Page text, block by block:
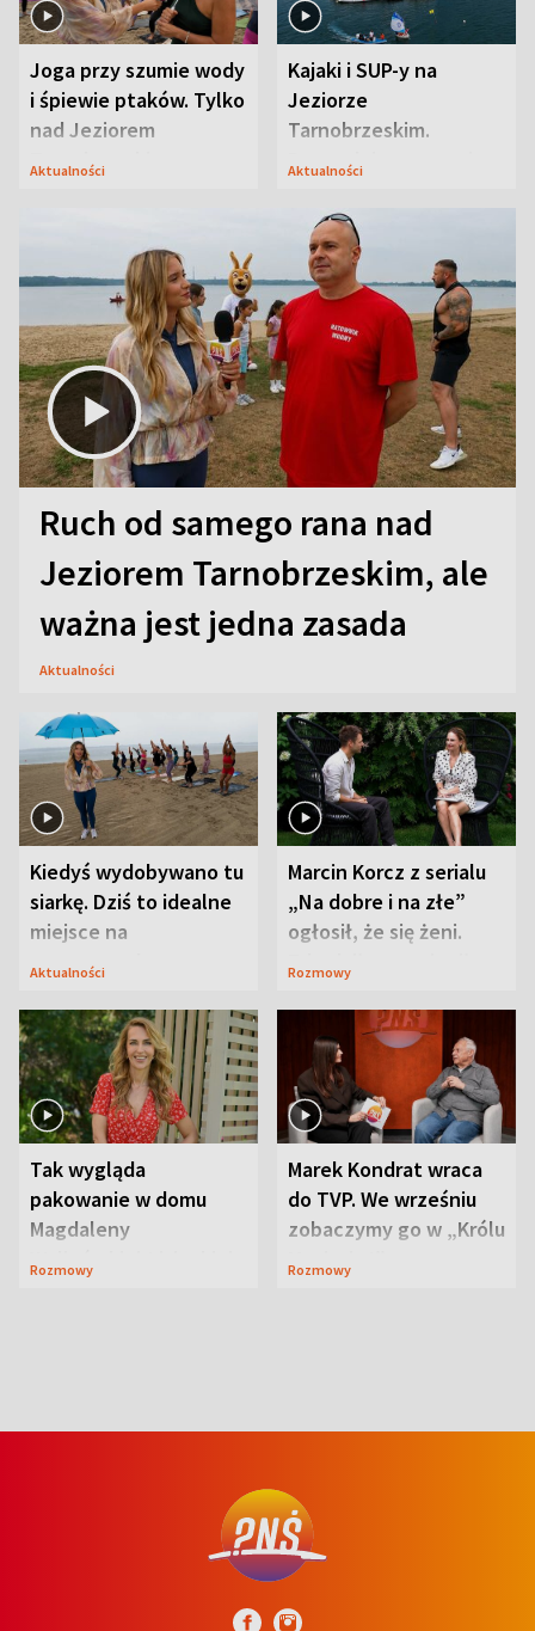
Joga przy szumie wody
i śpiewie ptaków. Tylko
nad Jeziorem
Tarnobrzeskim
Aktualności
Kajaki i SUP-y na
Jeziorze
Tarnobrzeskim.
Przyrodnicy zwracają
Aktualności
Ruch od samego rana nad
Jeziorem Tarnobrzeskim, ale
ważna jest jedna zasada
Aktualności
Kiedyś wydobywano tu
siarkę. Dziś to idealne
miejsce na
wypoczynek
Aktualności
Marcin Korcz z serialu
„Na dobre i na złe”
ogłosił, że się żeni.
Zdradził, co zmienił
Rozmowy
Tak wygląda
pakowanie w domu
Magdaleny
Waligórskiej-Lisieckiej.
Rozmowy
Marek Kondrat wraca
do TVP. We wrześniu
zobaczymy go w „Królu
Maciusiu I”
Rozmowy